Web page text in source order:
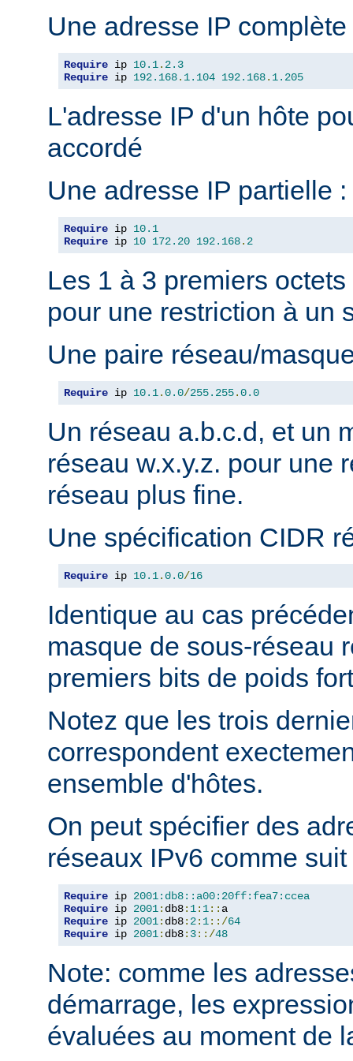
Une adresse IP complète
Require ip 10.1. 2.3
Require ip 192.168. 1.104 192.168. 1.205
L'adresse IP d'un hôte
accordé
Une adresse IP partielle :
Require ip 10.1
Require ip 10 172.20 192.168. 2
Les 1 à 3 premiers
pour une restriction à un
Une paire réseau/
Require ip 10.1.0.0/255.255.0.0
Un réseau a.b.c.d, et un
réseau w.x.y.z. pour une
réseau plus fine.
Une spécification CIDR
Require ip 10.1.0.0/16
Identique au cas
masque de sous-réseau
premiers bits de poids
Notez que les trois
correspondent
ensemble d'hôtes.
On peut spécifier des
réseaux IPv6 comme suit
Require ip 2001:db8::a00:20ff:fea7:ccea
Require ip 2001: db8: 1: 1::
Require ip 2001: db8: 2: 1::/64
Require ip 2001: db8: 3::/48
Note: comme les
démarrage, les
évaluées au moment de